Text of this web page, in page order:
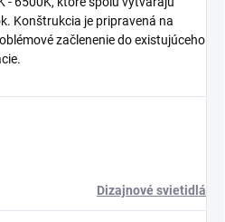
Konštrukcia je pripravená na
začlenenie do existujúceho
Dizajnové svietidlá